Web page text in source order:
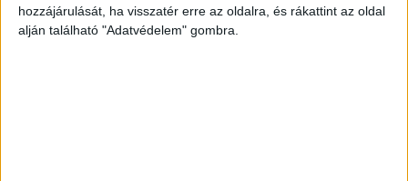
hozzájárulását, ha visszatér erre az oldalra, és rákattint az oldal
alján található "Adatvédelem" gombra.
mondta Iva Pohlová az IKEA cseh–magyar–szlovák